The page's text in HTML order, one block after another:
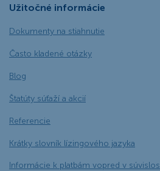
Užitočné informácie
Dokumenty na stiahnutie
Často kladené otázky
Blog
Štatúty súťaží a akcií
Referencie
Krátky slovník lízingového jazyka
Informácie k platbám vopred v